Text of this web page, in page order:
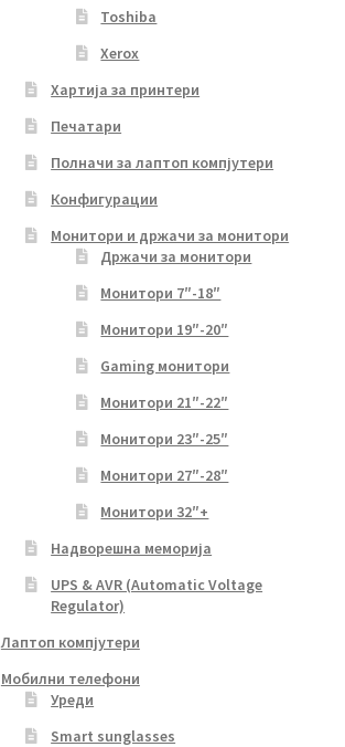
Toshiba
Xerox
Хартија за принтери
Печатари
Полначи за лаптоп компјутери
Конфигурации
Монитори и држачи за монитори
Држачи за монитори
Монитори 7″-18″
Монитори 19″-20″
Gaming монитори
Монитори 21″-22″
Монитори 23″-25″
Монитори 27″-28″
Монитори 32″+
Надворешна меморија
UPS & AVR (Automatic Voltage
Regulator)
Лаптоп компјутери
Мобилни телефони
Уреди
Smart sunglasses